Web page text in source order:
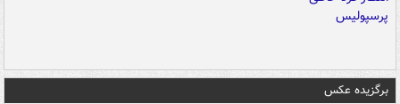
برگزیده عکس